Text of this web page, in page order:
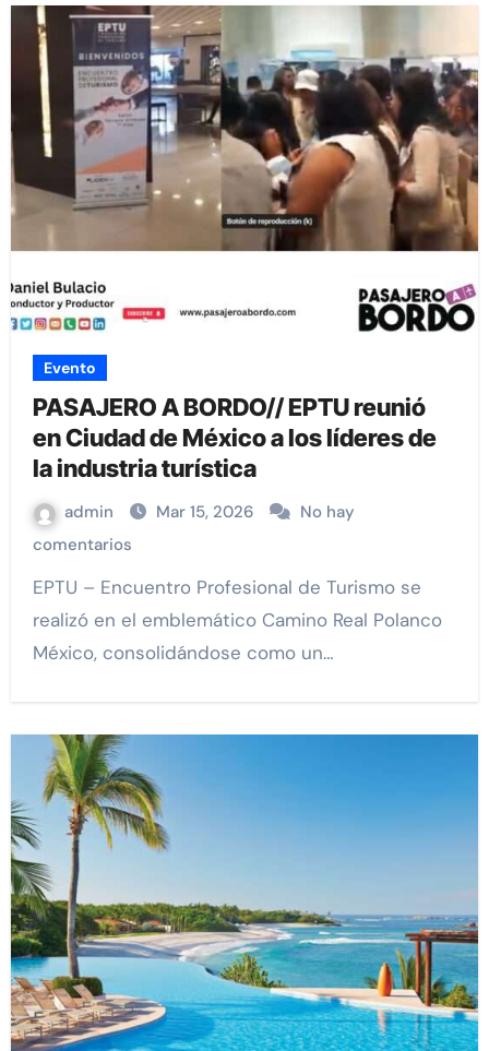
Evento
PASAJERO A BORDO// EPTU reunió
en Ciudad de México a los líderes de
la industria turística
admin Mar 15, 2026
No hay
comentarios
EPTU – Encuentro Profesional de Turismo se
realizó en el emblemático Camino Real Polanco
México, consolidándose como un…